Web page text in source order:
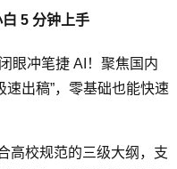
5 分钟上手
眼冲笔捷 AI！聚焦国内
速出稿”，零基础也能快速
高校规范的三级大纲，支